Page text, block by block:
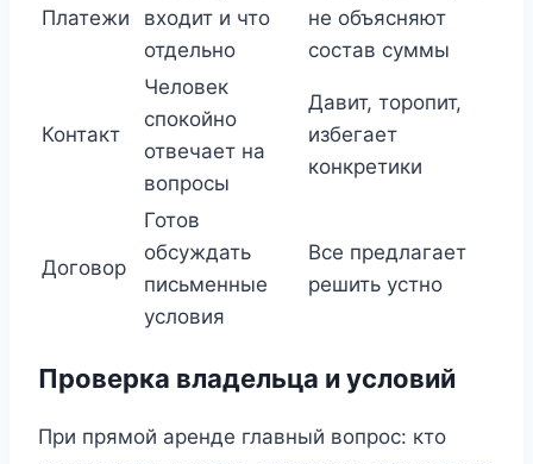
Платежи
входит и что
отдельно
не объясняют
состав суммы
Контакт
Человек
спокойно
отвечает на
вопросы
Давит, торопит,
избегает
конкретики
Договор
Готов
обсуждать
письменные
условия
Все предлагает
решить устно
Проверка владельца и условий
При прямой аренде главный вопрос: кто